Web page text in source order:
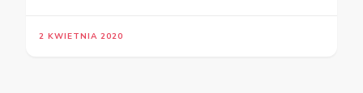
2 KWIETNIA 2020